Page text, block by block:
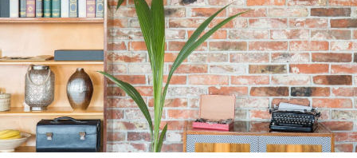
Témata
Bydlení
Zahrada
Design